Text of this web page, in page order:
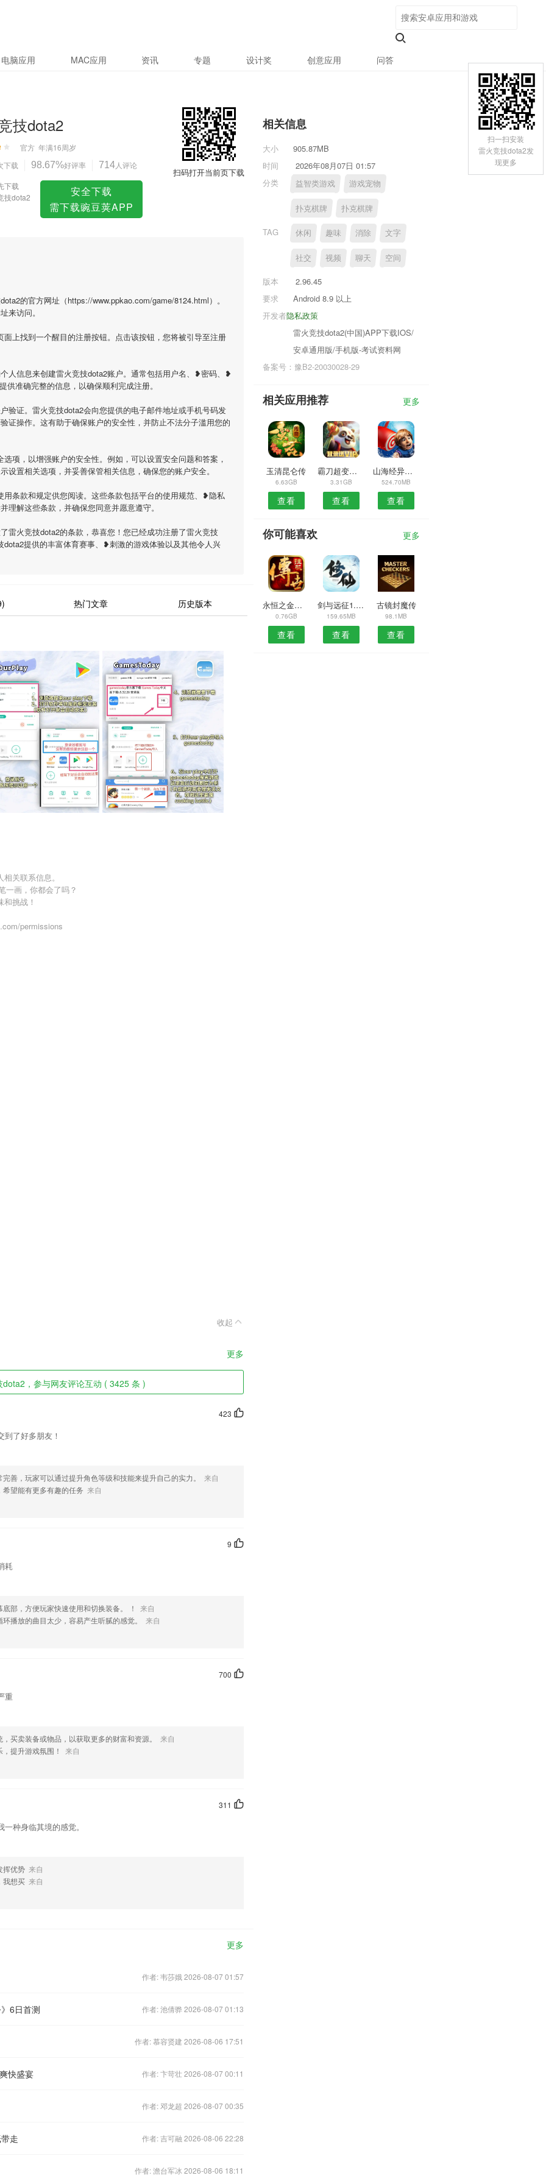
电脑应用 MAC应用 资讯 专题 设计奖 创意应用 问答
技dota2
官方 年满16周岁
下载 98.67%好评率 714人评论
下载
技dota2
安全下载
需下载豌豆荚APP
扫码打开当前页下载
的官方网址（https://www.ppkao.com/game/8124.html）。
来访问。
上找到一个醒目的注册按钮。点击该按钮，您将被引导至注册
人信息来创建雷火竞技dota2账户。通常包括用户名、❥密码、❥
准确完整的信息，以确保顺利完成注册。
验证。雷火竞技dota2会向您提供的电子邮件地址或手机号码发
证操作。这有助于确保账户的安全性，并防止不法分子滥用您的
项，以增强账户的安全性。例如，可以设置安全问题和答案，
设置相关选项，并妥善保管相关信息，确保您的账户安全。
条款和规定供您阅读。这些条款包括平台的使用规范、❥隐私
理解这些条款，并确保您同意并愿意遵守。
雷火竞技dota2的条款，恭喜您！您已经成功注册了雷火竞技
dota2提供的丰富体育赛事、❥刺激的游戏体验以及其他令人兴
热门文章 历史版本
关联系信息。
一画，你都会了吗？
挑战！
permissions
收起
更多
dota2，参与网友评论互动 ( 3425 条 )
423
了好多朋友！
善，玩家可以通过提升角色等级和技能来提升自己的实力。
来自
希望能有更多有趣的任务 来自
9
耗
部，方便玩家快速使用和切换装备。 ！
来自
播放的曲目太少，容易产生听腻的感觉。
来自
700
重
买卖装备或物品，以获取更多的财富和资源。
来自
提升游戏氛围！
来自
311
种身临其境的感觉。
挥优势 来自
我想买 来自
更多
作者: 韦莎娥 2026-08-07 01:57
6日首测 作者: 池倩骅 2026-08-07 01:13
作者: 慕容贤建 2026-08-06 17:51
快盛宴 作者: 卞苛壮 2026-08-07 00:11
作者: 邓龙超 2026-08-07 00:35
走 作者: 吉可融 2026-08-06 22:28
作者: 澹台军冰 2026-08-06 18:11
相关信息
大小
905.87MB
时间
2026年08月07日 01:57
分类
益智类游戏 游戏宠物
扑克棋牌 扑克棋牌
TAG 休闲 趣味 消除 文字
社交 视频 聊天 空间
版本
2.96.45
要求
Android 8.9 以上
隐私政策
开发者
雷火竞技dota2(中国)APP下载IOS/
安卓通用版/手机版-考试资料网
备案号：豫B2-20030028-29
相关应用推荐 更多
玉清昆仑传
6.63GB
查看
霸刀超变加速版
3.31GB
查看
山海经异兽录
524.70MB
查看
你可能喜欢 更多
永恒之金免谷歌2022版
0.76GB
查看
剑与远征1.52版
159.65MB
查看
古镜封魔传
98.1MB
查看
扫一扫安装
雷火竞技dota2发
现更多